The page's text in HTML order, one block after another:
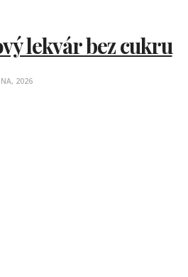
lekvár bez cukru
2026